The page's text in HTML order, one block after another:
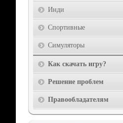
Инди
Спортивные
Симуляторы
Как скачать игру?
Решение проблем
Правообладателям